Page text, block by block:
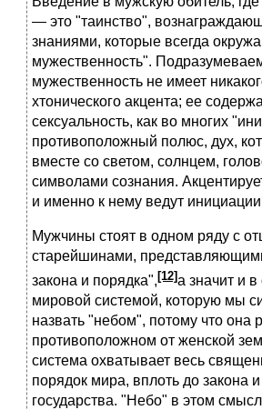
— это "таинство",
знаниями, которые всегда
мужественность".
мужественность не имеет
хтонического акцента; ее
сексуальность, как во многих
противоположный полюс, дух,
вместе со светом, солнцем,
символами сознания.
и именно к нему ведут
Мужчины стоят в одном ряду с
старейшинами,
закона и порядка", [12]а значит и
мировой системой, которую мы
назвать "небом", потому что она
противоположном от женской
система охватывает весь
порядок мира, вплоть до закона
государства. "Небо" в этом